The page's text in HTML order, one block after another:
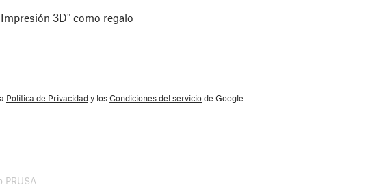
3D" como regalo
Política de Privacidady losCondiciones del serviciode Google.
PRUSA